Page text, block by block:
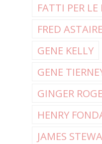
FATTI PER LE
FRED ASTAIRE
GENE KELLY
GENE
GINGER
HENRY
JAMES